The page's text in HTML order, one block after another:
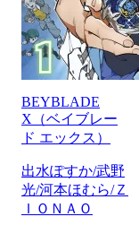
BEYBLADE
X（ベイブレー
ド エックス）
出水ぽすか/武野
光/河本ほむら/Ｚ
ＩＯＮＡＯ